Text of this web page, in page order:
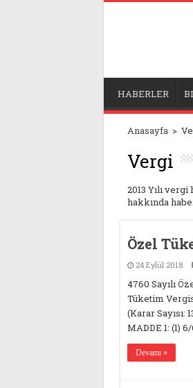
HABERLER
Anasayfa >
Vergi
2013 Yılı
hakkında
Özel
24 Eylül 2018
4760 Sayılı
Tüketim
(Karar
MADDE 1: (1)
Devamı »